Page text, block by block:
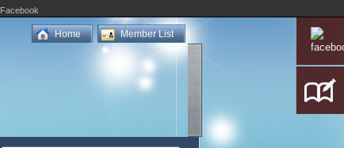
Facebook
Member List
Home